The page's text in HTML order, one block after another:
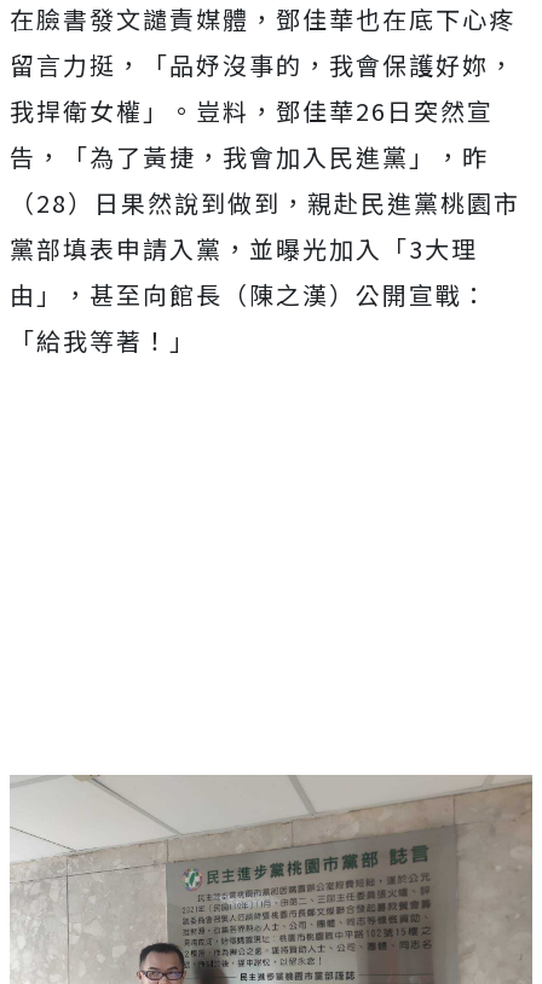
在臉書發文譴責媒體，鄧佳華也在底下心疼
留言力挺，「品妤沒事的，我會保護好妳，
我捍衛女權」。豈料，鄧佳華26日突然宣
告，「為了黃捷，我會加入民進黨」，昨
（28）日果然說到做到，親赴民進黨桃園市
黨部填表申請入黨，並曝光加入「3大理
由」，甚至向館長（陳之漢）公開宣戰：
「給我等著！」